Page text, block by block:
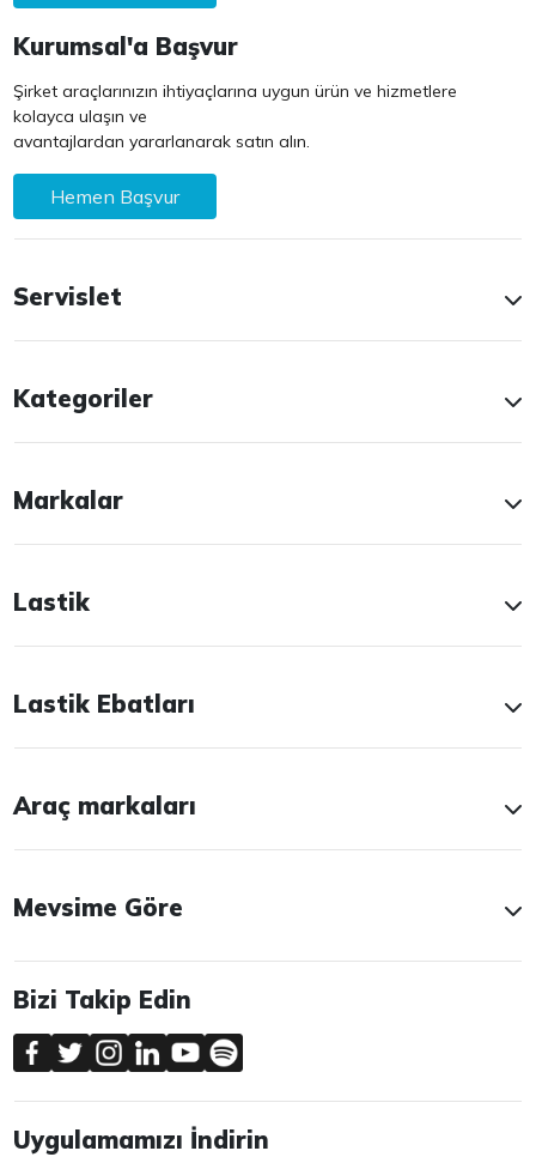
Kurumsal'a Başvur
Şirket araçlarınızın ihtiyaçlarına uygun ürün ve hizmetlere
kolayca ulaşın ve
avantajlardan yararlanarak satın alın.
Hemen Başvur
Servislet
Kategoriler
Markalar
Lastik
Lastik Ebatları
Araç markaları
Mevsime Göre
Bizi Takip Edin
Uygulamamızı İndirin